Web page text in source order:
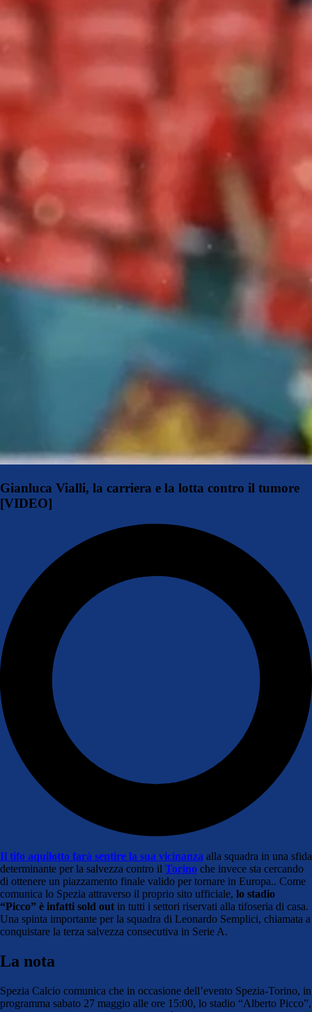
Gianluca Vialli, la carriera e la lotta contro il tumore
[VIDEO]
Il tifo aquilotto farà sentire la sua vicinanza alla squadra in una sfida
determinante per la salvezza contro il Torino che invece sta cercando
di ottenere un piazzamento finale valido per tornare in Europa.. Come
comunica lo Spezia attraverso il proprio sito ufficiale, lo stadio
“Picco” è infatti sold out in tutti i settori riservati alla tifoseria di casa.
Una spinta importante per la squadra di Leonardo Semplici, chiamata a
conquistare la terza salvezza consecutiva in Serie A.
La nota
Spezia Calcio comunica che in occasione dell’evento Spezia-Torino, in
programma sabato 27 maggio alle ore 15:00, lo stadio “Alberto Picco”,